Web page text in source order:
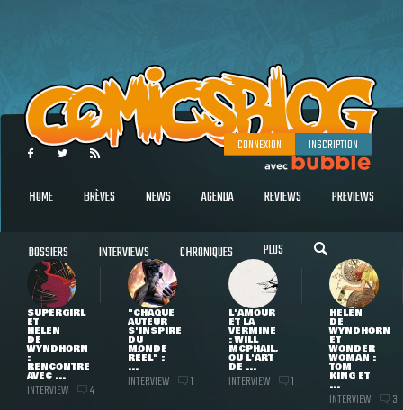
CONNEXION INSCRIPTION
HOME BRÈVES NEWS AGENDA REVIEWS PREVIEWS
DOSSIERS INTERVIEWS CHRONIQUES PLUS
SUPERGIRL
ET
HELEN
DE
WYNDHORN
:
RENCONTRE
AVEC ...
INTERVIEW 4
"CHAQUE
AUTEUR
S'INSPIRE
DU
MONDE
RÉEL" :
...
INTERVIEW 1
L'AMOUR
ET LA
VERMINE
: WILL
MCPHAIL,
OU L'ART
DE ...
INTERVIEW 1
HELEN
DE
WYNDHORN
ET
WONDER
WOMAN :
TOM
KING ET
...
INTERVIEW 3